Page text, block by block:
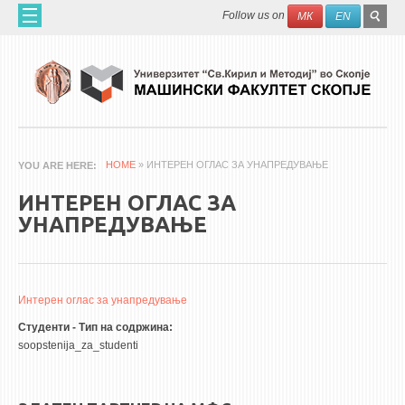
Skip to main content Search
Follow us on МК EN
ЗА НАС
60 ГОДИНИ МФ
НАУЧНА ДЕЈНОСТ
ERASMUS+
YOU ARE HERE HOME » ИНТЕРЕН ОГЛАС ЗА УНАПРЕДУВАЊЕ
ИНТЕРЕН ОГЛАС ЗА
УНАПРЕДУВАЊЕ
Интерен оглас за унапредување
Студенти - Тип на содржина:
soopstenija_za_studenti